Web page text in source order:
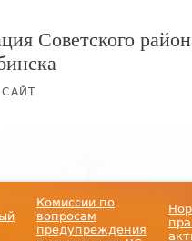
Советского
Комиссии по
вопросам
предупреждения